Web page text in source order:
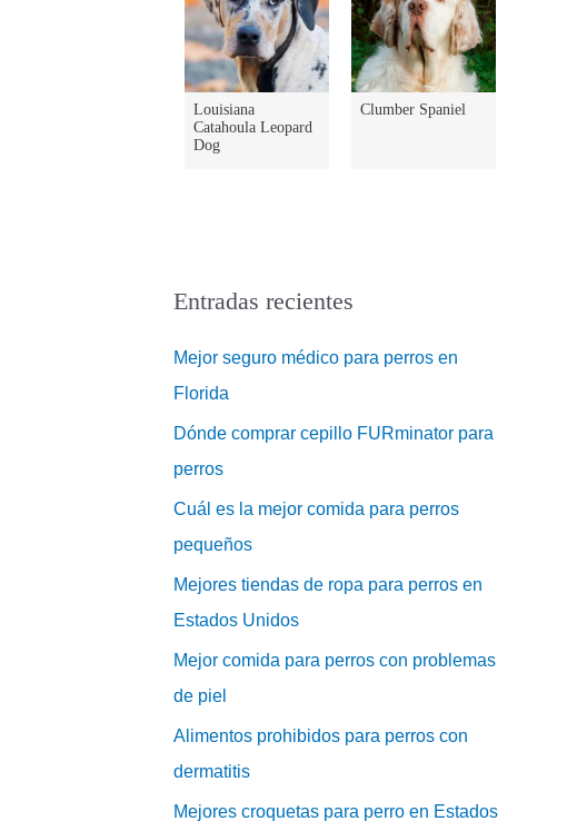
Louisiana
Catahoula Leopard
Dog
Clumber Spaniel
Entradas recientes
Mejor seguro médico para perros en
Florida
Dónde comprar cepillo FURminator para
perros
Cuál es la mejor comida para perros
pequeños
Mejores tiendas de ropa para perros en
Estados Unidos
Mejor comida para perros con problemas
de piel
Alimentos prohibidos para perros con
dermatitis
Mejores croquetas para perro en Estados